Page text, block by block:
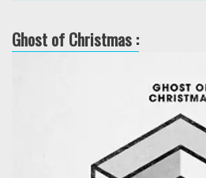
Ghost of Christmas :